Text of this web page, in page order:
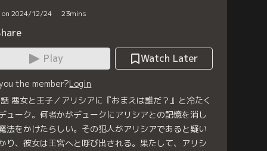
on 2024/12/24 23mins
Play
Watch Later
the member?Login
悪女と王子／アリシアに『おまえは誰だ？』と冷たく
ューク。何者かがデュークにアリシアとの記憶を消し
法をかけたらしい。その犯人がアリシアであると疑い
り、彼女は王宮へと呼び出される。果たして、アリシ